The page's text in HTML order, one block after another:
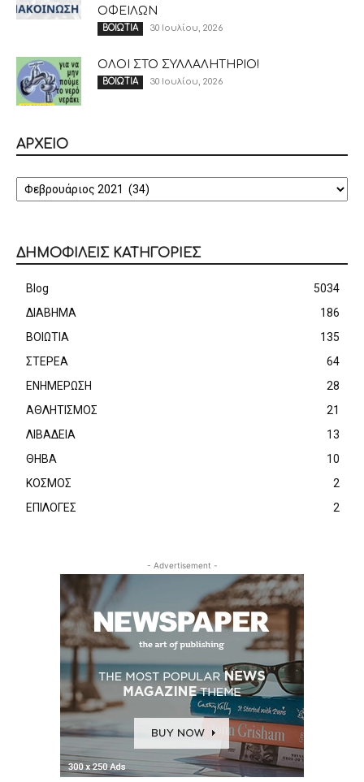
ΟΦΕΙΛΩΝ
ΒΟΙΩΤΙΑ 30 Ιουλίου, 2026
ΟΛΟΙ ΣΤΟ ΣΥΛΛΑΛΗΤΗΡΙΟ!
ΒΟΙΩΤΙΑ 30 Ιουλίου, 2026
ΑΡΧΕΙΟ
ΑΡΧΕΙΟ
ΔΗΜΟΦΙΛΕΙΣ ΚΑΤΗΓΟΡΙΕΣ
Blog
5034
ΔΙΑΒΗΜΑ
186
ΒΟΙΩΤΙΑ
135
ΣΤΕΡΕΑ
64
ΕΝΗΜΕΡΩΣΗ
28
ΑΘΛΗΤΙΣΜΟΣ
21
ΛΙΒΑΔΕΙΑ
13
ΘΗΒΑ
10
ΚΟΣΜΟΣ
2
ΕΠΙΛΟΓΕΣ
2
- Advertisement -